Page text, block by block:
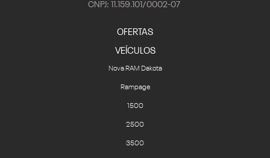
CNPJ: 11.159.101/0002-07
OFERTAS
VEÍCULOS
Nova RAM Dakota
Rampage
1500
2500
3500